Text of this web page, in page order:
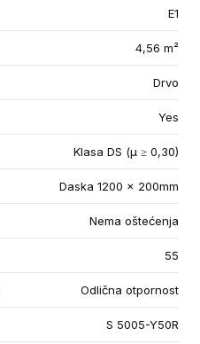
E1
4,56 m²
Drvo
Yes
Klasa DS (µ ≥ 0,30)
Daska 1200 x 200mm
Nema oštećenja
55
Odlična otpornost
S 5005-Y50R